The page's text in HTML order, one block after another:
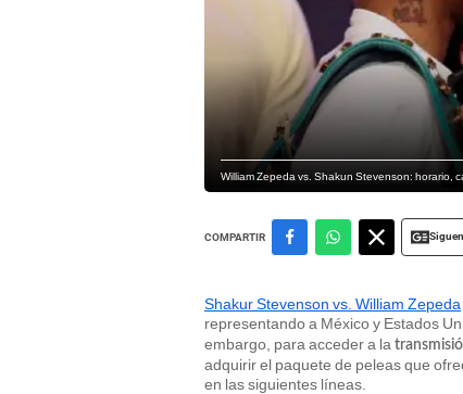
William Zepeda vs. Shakun Stevenson: horario,
COMPARTIR
Shakur Stevenson vs. William Zepeda
representando a México y Estados
embargo, para acceder a la
adquirir el paquete de peleas que
en las siguientes líneas.